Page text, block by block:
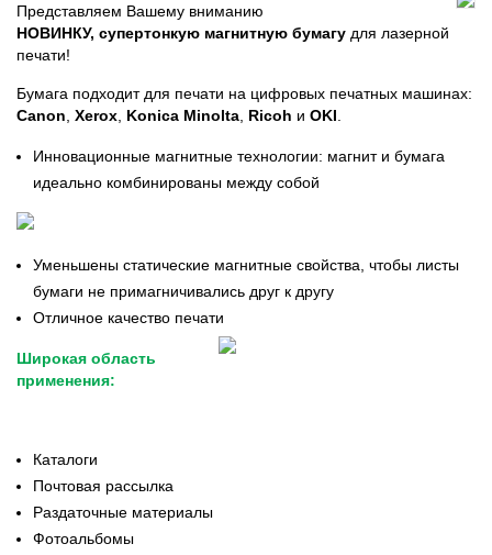
Представляем Вашему вниманию
НОВИНКУ, супертонкую магнитную бумагу для лазерной
печати!
Бумага подходит для печати на цифровых печатных машинах:
Canon Xerox Konica Minolta Ricoh и OKI
Инновационные магнитные технологии: магнит и бумага
идеально комбинированы между собой
Уменьшены статические магнитные свойства, чтобы листы
бумаги не примагничивались друг к другу
Отличное качество печати
Широкая область
применения:
Каталоги
Почтовая рассылка
Раздаточные материалы
Фотоальбомы